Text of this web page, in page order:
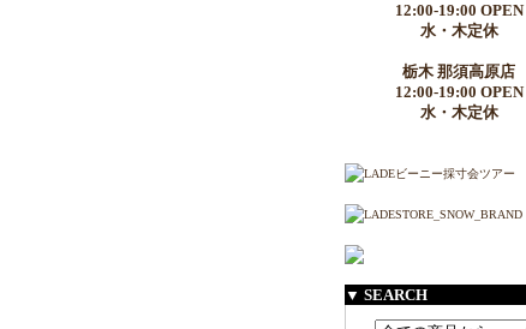
12:00-19:00 OPEN
水・木定休
栃木 那須高原店
12:00-19:00 OPEN
水・木定休
▼ SEARCH